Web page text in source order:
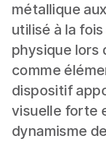
métallique
utilisé à la
physique lors
comme
dispositif
visuelle forte
dynamisme